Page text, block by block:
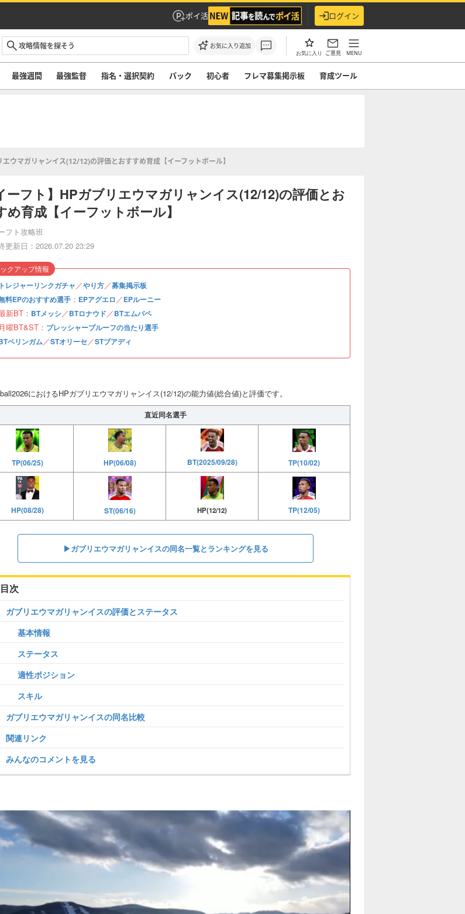
ポイ活 ログイン
お気に入り追加
お気に入り ご意見 MENU
最強週間 最強監督 指名・選択契約 パック 初心者 フレマ募集掲示板 育成ツール
エウマガリャンイス(12/12)の評価とおすすめ育成【イーフットボール】
ーフト】HPガブリエウマガリャンイス(12/12)の評価とお
め育成【イーフットボール】
フト攻略班
更新日：2026.07.20 23:29
トレジャーリンクガチャ／やり方／募集掲示板
料EPのおすすめ選手 ： EPアグエロ／EPルーニー
新BT： BTメッシ／BTロナウド／BTエムバペ
曜BT&ST： プレッシャープルーフの当たり選手
ベリンガム／STオリーセ／STブアディ
クアップ情報
におけるHPガブリエウマガリャンイス(12/12)の能力値(総合値)と評価です。
直近同名選手
TP(06/25) HP(06/08) BT(2025/09/28) TP(10/02)
HP(08/28) ST(06/16) HP(12/12) TP(12/05)
▶︎ガブリエウマガリャンイスの同名一覧とランキングを見る
目次
ガブリエウマガリャンイスの評価とステータス
基本情報
ステータス
適性ポジション
スキル
ガブリエウマガリャンイスの同名比較
関連リンク
みんなのコメントを見る